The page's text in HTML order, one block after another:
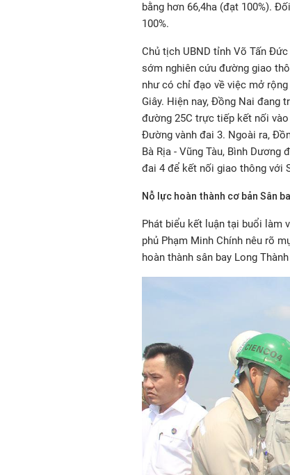
bằng hơn 66,4ha (đạt 100%).
100%.
Chủ tịch UBND tỉnh Võ Tấn
sớm nghiên cứu đường giao
như có chỉ đạo về việc mở
Giây. Hiện nay, Đồng Nai đang
đường 25C trực tiếp kết nối
Đường vành đai 3. Ngoài ra,
Bà Rịa - Vũng Tàu, Bình
đai 4 để kết nối giao thông với
Nỗ lực hoàn thành cơ bản Sân
Phát biểu kết luận tại buổi làm
phủ Phạm Minh Chính nêu rõ
hoàn thành sân bay Long